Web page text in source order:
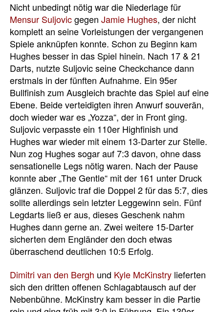
Nicht unbedingt nötig war die Niederlage für
Mensur Suljovicgegen Jamie Hughes, der nicht
komplett an seine Vorleistungen der vergangenen
Spiele anknüpfen konnte. Schon zu Beginn kam
Hughes besser in das Spiel hinein. Nach 17 & 21
Darts, nutzte Suljovic seine Checkchance dann
erstmals in der fünften Aufnahme. Ein 95er
Bullfinish zum Ausgleich brachte das Spiel auf eine
Ebene. Beide verteidigten ihren Anwurf souverän,
doch wieder war es „Yozza“, der in Front ging.
Suljovic verpasste ein 110er Highfinish und
Hughes war wieder mit einem 13-Darter zur Stelle.
Nun zog Hughes sogar auf 7:3 davon, ohne dass
sensationelle Legs nötig waren. Nach der Pause
konnte aber „The Gentle“ mit der 161 unter Druck
glänzen. Suljovic traf die Doppel 2 für das 5:7, dies
sollte allerdings sein letzter Leggewinn sein. Fünf
Legdarts ließ er aus, dieses Geschenk nahm
Hughes dann gerne an. Zwei weitere 15-Darter
sicherten dem Engländer den doch etwas
überraschend deutlichen 10:5 Erfolg.
Dimitri van den Bergh und Kyle McKinstry lieferten
sich den dritten offenen Schlagabtausch auf der
Nebenbühne. McKinstry kam besser in die Partie